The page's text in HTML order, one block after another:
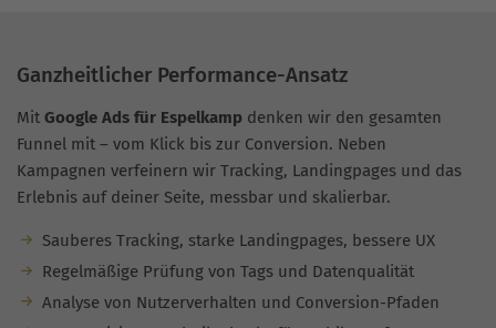
Ganzheitlicher Performance-Ansatz
Mit Google Ads für Espelkamp denken wir den gesamten
Funnel mit – vom Klick bis zur Conversion. Neben
Kampagnen verfeinern wir Tracking, Landingpages und das
Erlebnis auf deiner Seite, messbar und skalierbar.
Sauberes Tracking, starke Landingpages, bessere UX
Regelmäßige Prüfung von Tags und Datenqualität
Analyse von Nutzerverhalten und Conversion-Pfaden